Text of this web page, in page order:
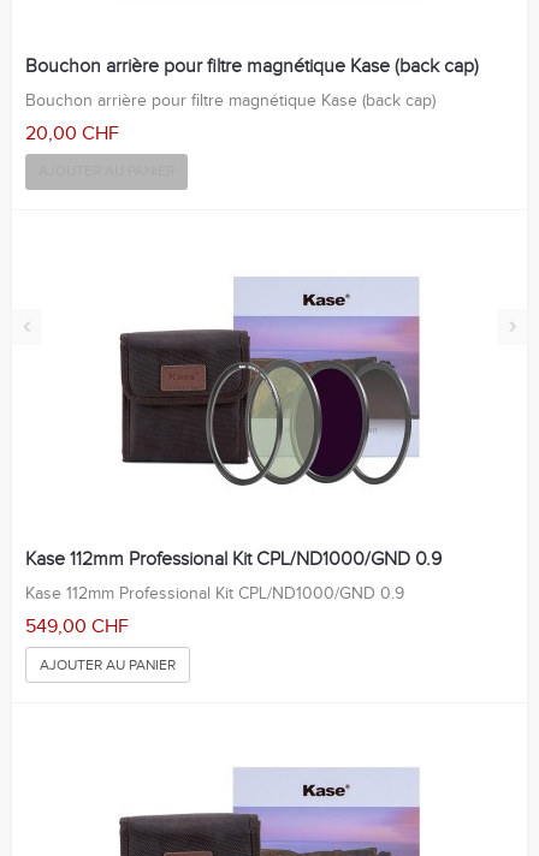
‹ ›
Bouchon arrière pour filtre magnétique Kase (back cap)
Bouchon arrière pour filtre magnétique Kase (back cap)
20,00 CHF
Kase 112mm Professional Kit CPL/ND1000/GND 0.9
Kase 112mm Professional Kit CPL/ND1000/GND 0.9
549,00 CHF
AJOUTER AU PANIER